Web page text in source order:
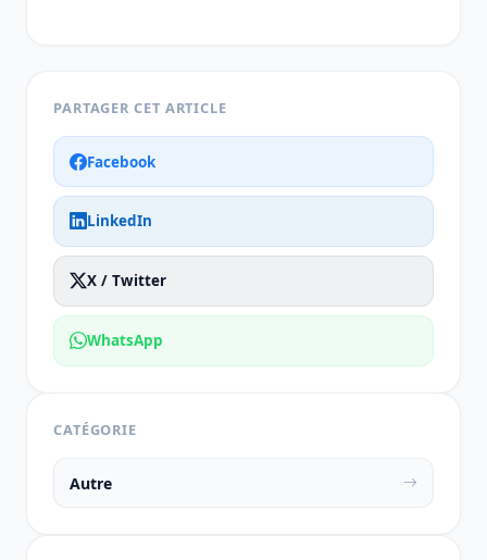
PARTAGER CET ARTICLE
Facebook
LinkedIn
X / Twitter
WhatsApp
CATÉGORIE
Autre